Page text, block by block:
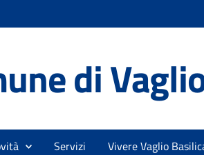
di
Servizi Vivere Vaglio